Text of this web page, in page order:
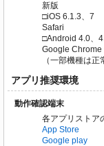
新版
□iOS 6.1.3、7
Safari
□Android 4.0、
Google Chrome
（一部機種は
アプリ推奨環境
動作確認端末
各アプリストア
App Store
Google play